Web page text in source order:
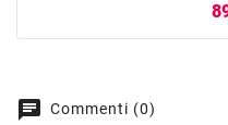
chat Commenti (0)